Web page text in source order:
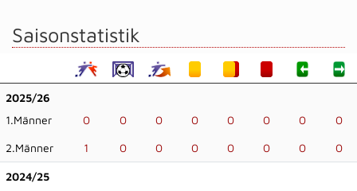
Saisonstatistik
2025/26
1.Männer
0 0 0 0 0 0 0 0
2.Männer 1 0 0 0 0 0 0 0
2024/25